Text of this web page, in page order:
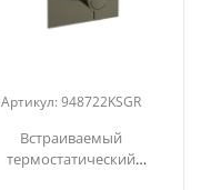
Артикул: 948722KSGR
Встраиваемый
термостатический